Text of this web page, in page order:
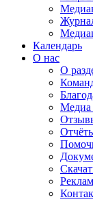
Календарь
О нас
О
Медиа